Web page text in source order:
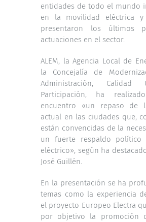
entidades de todo el mundo
en la movilidad eléctrica
presentaron los últimos
actuaciones en el sector.
ALEM, la Agencia Local de
la Concejalía de
Administración,
Participación, ha
encuentro «un repaso de
actual en las ciudades que,
están convencidas de la
un fuerte respaldo político
eléctrico», según ha
José Guillén.
En la presentación se ha
temas como la experiencia
el proyecto Europeo Electra
por objetivo la promoción